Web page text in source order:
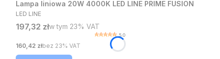
Lampa liniowa 20W 4000K LED LINE PRIME FUSION
PRODUCENT
LED LINE
Cena brutto
197,32 złw tym %s VAT
w tym 23% VAT
5.0
Cena netto
160,42 złbez 23% VAT